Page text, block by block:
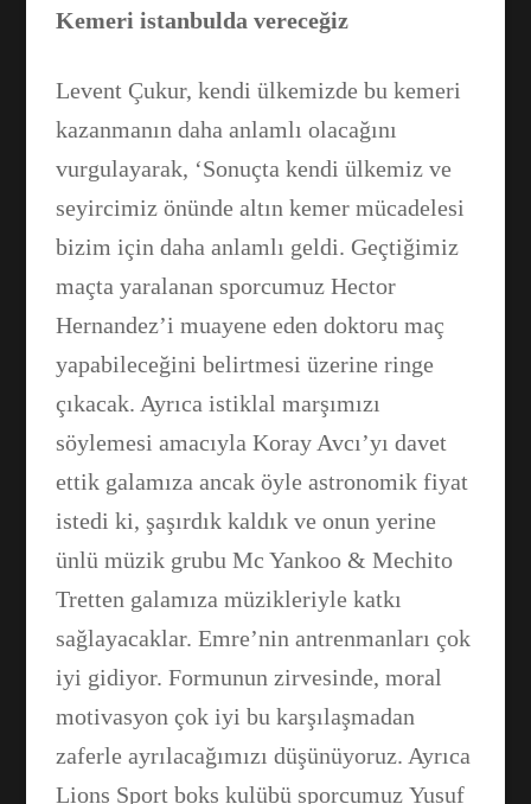
Kemeri istanbulda vereceğiz
Levent Çukur, kendi ülkemizde bu kemeri
kazanmanın daha anlamlı olacağını
vurgulayarak, ‘Sonuçta kendi ülkemiz ve
seyircimiz önünde altın kemer mücadelesi
bizim için daha anlamlı geldi. Geçtiğimiz
maçta yaralanan sporcumuz Hector
Hernandez’i muayene eden doktoru maç
yapabileceğini belirtmesi üzerine ringe
çıkacak. Ayrıca istiklal marşımızı
söylemesi amacıyla Koray Avcı’yı davet
ettik galamıza ancak öyle astronomik fiyat
istedi ki, şaşırdık kaldık ve onun yerine
ünlü müzik grubu Mc Yankoo & Mechito
Tretten galamıza müzikleriyle katkı
sağlayacaklar. Emre’nin antrenmanları çok
iyi gidiyor. Formunun zirvesinde, moral
motivasyon çok iyi bu karşılaşmadan
zaferle ayrılacağımızı düşünüyoruz. Ayrıca
Lions Sport boks kulübü sporcumuz Yusuf